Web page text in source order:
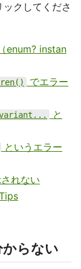
クしてくださ
enum? instan
でエラー
と
というエラー
れない
らない